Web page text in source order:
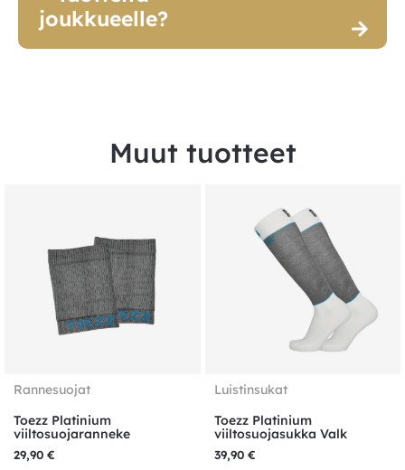
joukkueelle?
Muut tuotteet
Rannesuojat
Toezz Platinium
viiltosuojaranneke
29,90 €
Luistinsukat
Toezz Platinium
viiltosuojasukka Valk
39,90 €